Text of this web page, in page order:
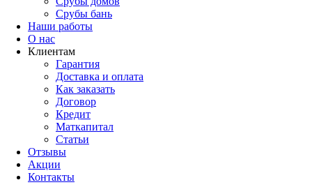
Срубы бань
Наши работы
О нас
Клиентам
Гарантия
Доставка и оплата
Как заказать
Договор
Кредит
Маткапитал
Статьи
Отзывы
Акции
Контакты